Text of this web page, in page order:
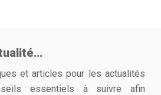
et articles pour les actualités
essentiels à suivre afin